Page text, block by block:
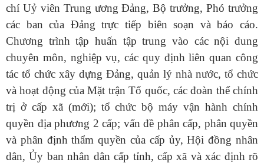
chí Uỷ viên Trung ương Đảng, Bộ trưởng, Phó trưởng
các ban của Đảng trực tiếp biên soạn và báo cáo.
Chương trình tập huấn tập trung vào các nội dung
chuyên môn, nghiệp vụ, các quy định liên quan công
tác tổ chức xây dựng Đảng, quản lý nhà nước, tổ chức
và hoạt động của Mặt trận Tổ quốc, các đoàn thể chính
trị ở cấp xã (mới); tổ chức bộ máy vận hành chính
quyền địa phương 2 cấp; vấn đề phân cấp, phân quyền
và phân định thẩm quyền của cấp ủy, Hội đồng nhân
dân, Ủy ban nhân dân cấp tỉnh, cấp xã và xác định rõ